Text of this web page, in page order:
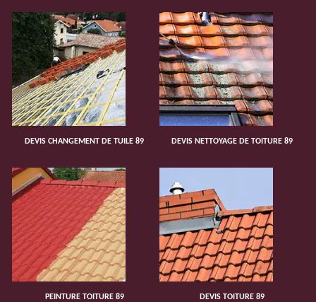
DEVIS CHANGEMENT DE TUILE 89 DEVIS NETTOYAGE DE TOITURE 89
PEINTURE TOITURE 89 DEVIS TOITURE 89